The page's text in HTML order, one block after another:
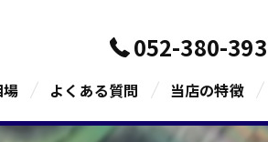
052-380-
よくある質問 当店の特徴